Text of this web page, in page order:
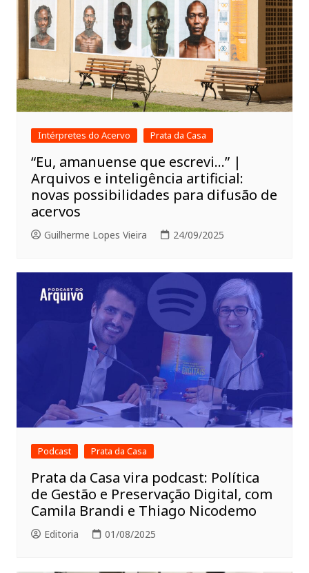
Intérpretes do Acervo Prata da Casa
“Eu, amanuense que escrevi…” |
Arquivos e inteligência artificial:
novas possibilidades para difusão de
acervos
Guilherme Lopes Vieira 24/09/2025
Podcast Prata da Casa
Prata da Casa vira podcast: Política
de Gestão e Preservação Digital, com
Camila Brandi e Thiago Nicodemo
Editoria 01/08/2025